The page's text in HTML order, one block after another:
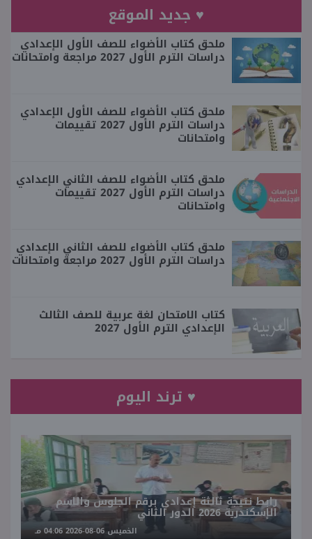
♥ جديد الموقع
ملحق كتاب الأضواء للصف الأول الإعدادي
دراسات الترم الأول 2027 مراجعة وامتحانات
ملحق كتاب الأضواء للصف الأول الإعدادي
دراسات الترم الأول 2027 تقييمات
وامتحانات
ملحق كتاب الأضواء للصف الثاني الإعدادي
دراسات الترم الأول 2027 تقييمات
وامتحانات
ملحق كتاب الأضواء للصف الثاني الإعدادي
دراسات الترم الأول 2027 مراجعة وامتحانات
كتاب الامتحان لغة عربية للصف الثالث
الإعدادي الترم الأول 2027
♥ ترند اليوم
رابط نتيجة ثالثة إعدادي برقم الجلوس والاسم
الإسكندرية 2026 الدور الثاني
الخميس 06-08-2026 04:06 مـ